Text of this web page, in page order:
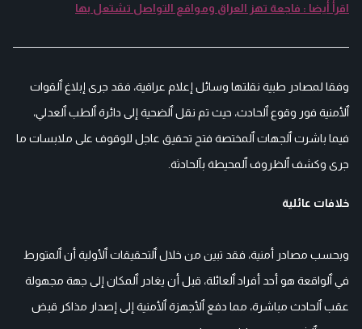
اقرأ أيضا : فاجعة تهز العراق ومواقع التواصل تشتعل بها
وفقا لمصادر طبية نقلتها وسائل إعلام عراقية، فقد جرى إبلاغ ٱلقوات
ٱلأمنية فور وقوع ٱلحادث، حيث تم نقل ٱلضحية إلى دائرة ٱلطب ٱلعدلي،
فيما باشرت ٱلجهات ٱلمختصة فتح تحقيق عاجل للوقوف على ملابسات ما
جرى وكشف ٱلظروف ٱلمحيطة بٱلحادثة.
خلافات عائلية
وبحسب مصادر أمنية، فقد تبين من خلال ٱلتحقيقات ٱلأولية أن ٱلمتورط
في ٱلواقعة هو أحد أفراد ٱلعائلة، قبل أن يغادر ٱلمكان إلى جهة مجهولة
عقب ٱلحادث مباشرة، مما دفع ٱلأجهزة ٱلأمنية إلى إصدار مذاكر قبض